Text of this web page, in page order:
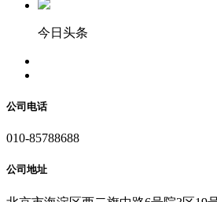
今日头条
公司电话
010-85788688
公司地址